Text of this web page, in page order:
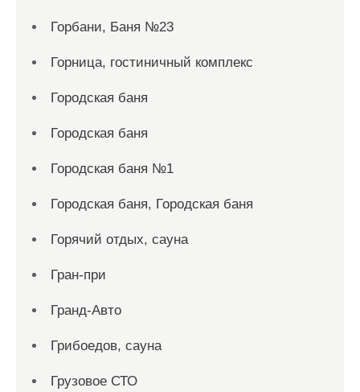
Горбани, Баня №23
Горница, гостиничный комплекс
Городская баня
Городская баня
Городская баня №1
Городская баня, Городская баня
Горячий отдых, сауна
Гран-при
Гранд-Авто
Грибоедов, сауна
Грузовое СТО